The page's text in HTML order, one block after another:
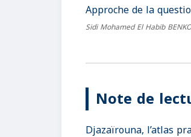
Approche de la
Sidi Mohamed El Habib
Note de
Djazaïrouna, l’atlas